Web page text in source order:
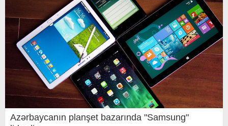
Azərbaycanın planşet bazarında "Samsung"